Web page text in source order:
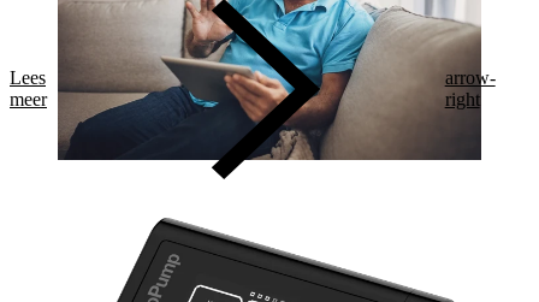
Lees
meer
arrow-
right